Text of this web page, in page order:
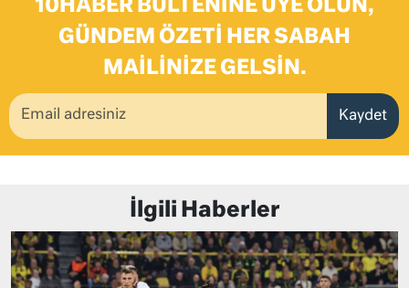
10HABER BÜLTENINE ÜYE OLUN,
GÜNDEM ÖZETI HER SABAH
MAILINIZE GELSIN.
Kaydet
İlgili Haberler